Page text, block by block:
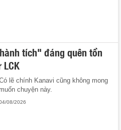
tích" đáng quên tồn
lẽ chính Kanavi cũng không mong
muốn chuyện này.
08/2026